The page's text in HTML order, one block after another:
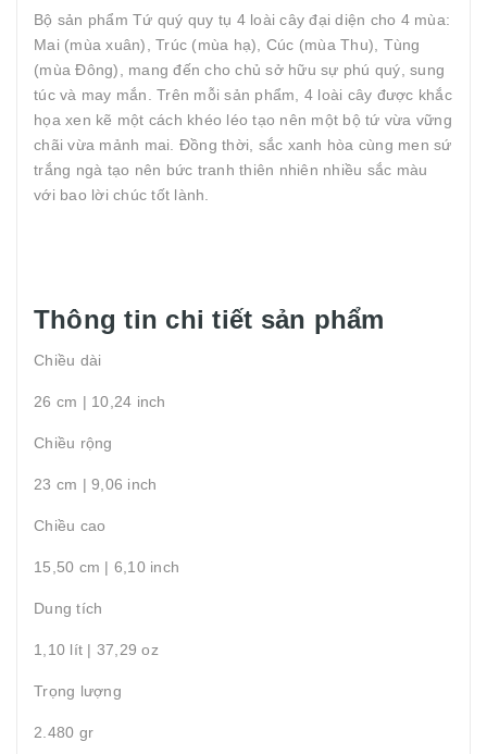
Bộ sản phẩm Tứ quý quy tụ 4 loài cây đại diện cho 4 mùa:
Mai (mùa xuân), Trúc (mùa hạ), Cúc (mùa Thu), Tùng
(mùa Đông), mang đến cho chủ sở hữu sự phú quý, sung
túc và may mắn. Trên mỗi sản phẩm, 4 loài cây được khắc
họa xen kẽ một cách khéo léo tạo nên một bộ tứ vừa vững
chãi vừa mảnh mai. Đồng thời, sắc xanh hòa cùng men sứ
trắng ngà tạo nên bức tranh thiên nhiên nhiều sắc màu
với bao lời chúc tốt lành.
Thông tin chi tiết sản phẩm
Chiều dài
26 cm | 10,24 inch
Chiều rộng
23 cm | 9,06 inch
Chiều cao
15,50 cm | 6,10 inch
Dung tích
1,10 lít | 37,29 oz
Trọng lượng
2.480 gr